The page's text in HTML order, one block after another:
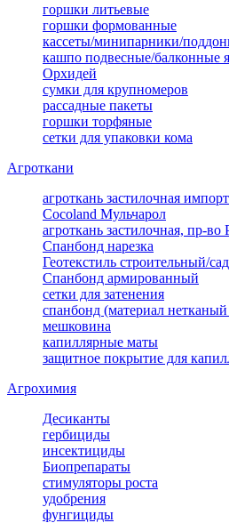
горшки литьевые
горшки формованные
кассеты/минипарники/
кашпо подвесные/балконные
Орхидей
сумки для крупномеров
рассадные пакеты
горшки торфяные
сетки для упаковки кома
Агроткани
агроткань застилочная
Cocoland Мульчарол
агроткань застилочная, пр-во
Спанбонд нарезка
Геотекстиль строительный/
Спанбонд армированный
сетки для затенения
спанбонд (материал
мешковина
капиллярные маты
защитное покрытие для
Агрохимия
Десиканты
гербициды
инсектициды
Биопрепараты
стимуляторы роста
удобрения
фунгициды